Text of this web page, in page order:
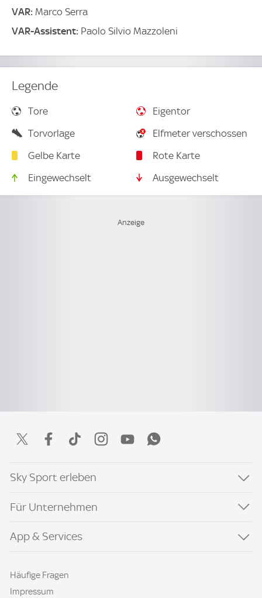
VAR: Marco Serra
VAR-Assistent: Paolo Silvio Mazzoleni
Legende
Tore
Eigentor
Torvorlage
Elfmeter verschossen
Gelbe Karte
Rote Karte
Eingewechselt
Ausgewechselt
Sky Sport erleben
Für Unternehmen
App & Services
Häufige Fragen
Impressum